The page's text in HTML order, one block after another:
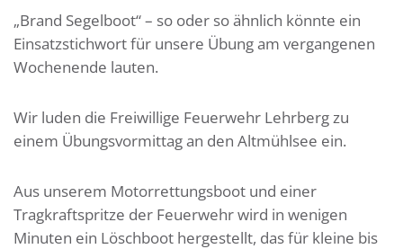
„Brand Segelboot“ – so oder so ähnlich könnte ein
Einsatzstichwort für unsere Übung am vergangenen
Wochenende lauten.
Wir luden die Freiwillige Feuerwehr Lehrberg zu
einem Übungsvormittag an den Altmühlsee ein.
Aus unserem Motorrettungsboot und einer
Tragkraftspritze der Feuerwehr wird in wenigen
Minuten ein Löschboot hergestellt, das für kleine bis